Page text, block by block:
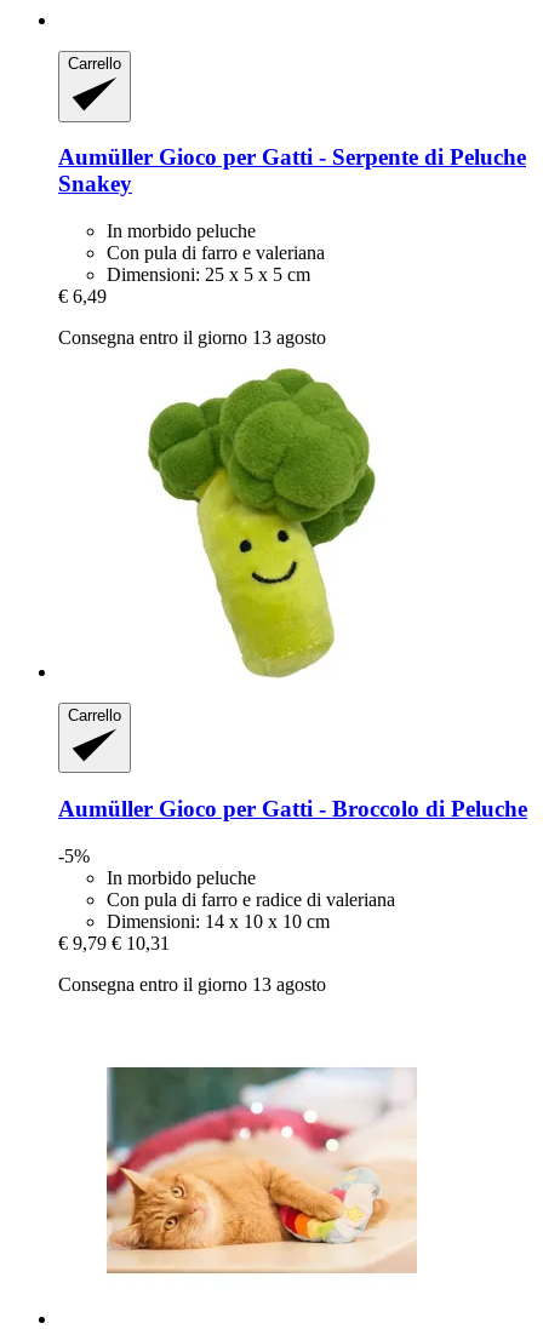
Carrello
Aumüller Gioco per Gatti -​ Serpente di Peluche
Snakey
In morbido peluche
Con pula di farro e valeriana
Dimensioni: 25 x 5 x 5 cm
€ 6,49
Consegna entro il giorno 13 agosto
Carrello
Aumüller Gioco per Gatti -​ Broccolo di Peluche
-5%
In morbido peluche
Con pula di farro e radice di valeriana
Dimensioni: 14 x 10 x 10 cm
€ 9,79 € 10,31
Consegna entro il giorno 13 agosto